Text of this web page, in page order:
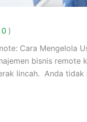
0 )
Cara Mengelola
bisnis
lincah. Anda tidak